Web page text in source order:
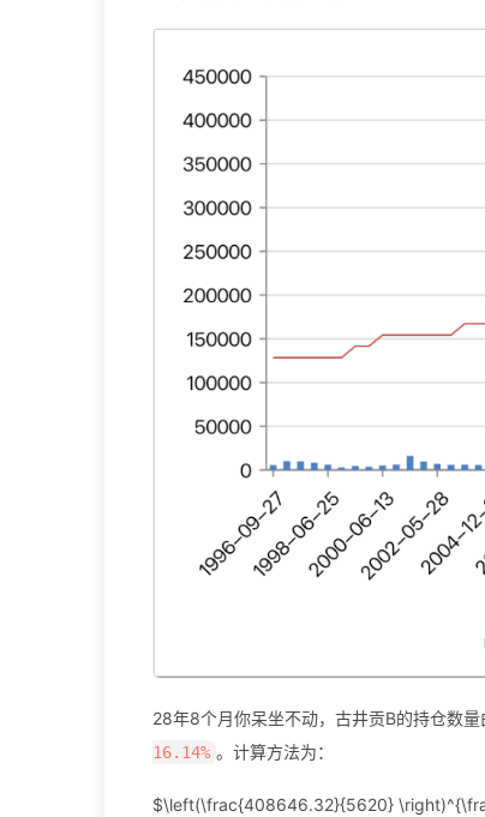
28年8个月你呆坐不动，古井贡B的持仓数
16.14% 。计算方法为：
$\left(\frac{408646.32}{5620}